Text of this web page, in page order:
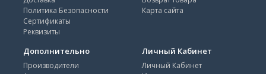
Политика Безопасности
Сертификаты
Реквизиты
Карта сайта
Дополнительно
Производители
Личный Кабинет
Личный Кабинет